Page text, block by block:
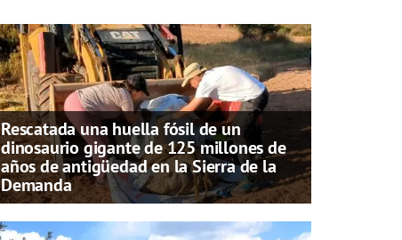
Rescatada una huella fósil de un
dinosaurio gigante de 125 millones de
años de antigüedad en la Sierra de la
Demanda